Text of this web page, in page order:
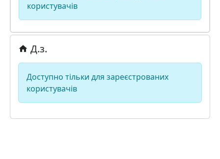
користувачів
Д.з.
Доступно тільки для зареєстрованих
користувачів